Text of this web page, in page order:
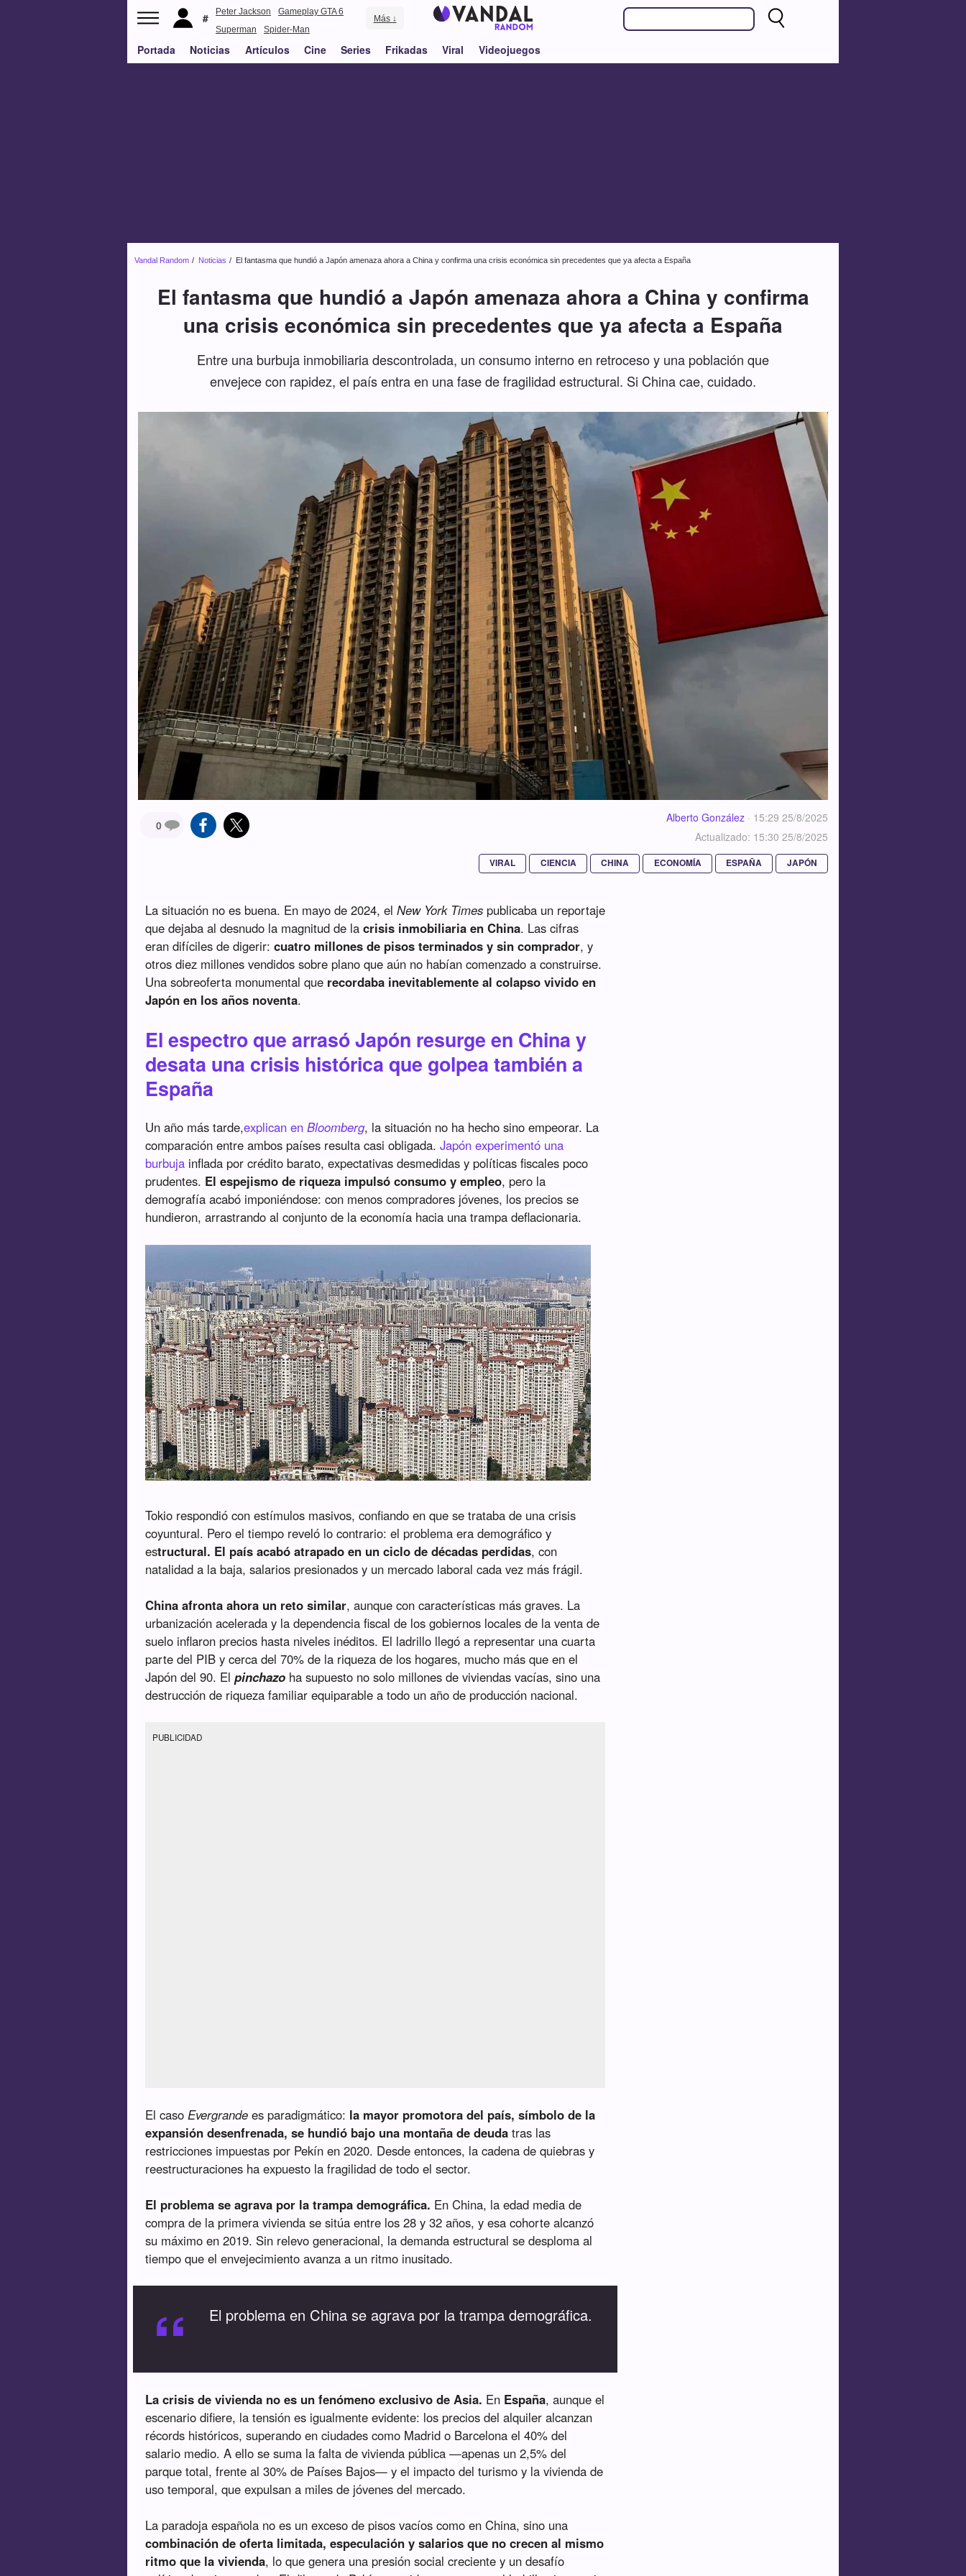
Peter Jackson
Gameplay GTA 6
Superman
Spider-Man
Más ↓
Portada Noticias Artículos Cine Series Frikadas Viral Videojuegos
Vandal Random Noticias El fantasma que hundió a Japón amenaza ahora a China y confirma una crisis económica sin precedentes que ya afecta a España
El fantasma que hundió a Japón amenaza ahora a China y confirma
una crisis económica sin precedentes que ya afecta a España
Entre una burbuja inmobiliaria descontrolada, un consumo interno en retroceso y una población que
envejece con rapidez, el país entra en una fase de fragilidad estructural. Si China cae, cuidado.
0
Alberto González · 15:29 25/8/2025
Actualizado: 15:30 25/8/2025
VIRAL CIENCIA CHINA ECONOMÍA ESPAÑA JAPÓN
La situación no es buena. En mayo de 2024, elNew York Times publicaba un reportaje
que dejaba al desnudo la magnitud de lacrisis inmobiliaria en China. Las cifras
eran difíciles de digerir:cuatro millones de pisos terminados y sin comprador, y
otros diez millones vendidos sobre plano que aún no habían comenzado a construirse.
Una sobreoferta monumental que recordaba inevitablemente al colapso vivido en
Japón en los años noventa.
El espectro que arrasó Japón resurge en China y
desata una crisis histórica que golpea también a
España
Un año más tarde,explican enBloomberg, la situación no ha hecho sino empeorar. La
comparación entre ambos países resulta casi obligada.Japón experimentó una
burbuja inflada por crédito barato, expectativas desmedidas y políticas fiscales poco
prudentes. El espejismo de riqueza impulsó consumo y empleo, pero la
demografía acabó imponiéndose: con menos compradores jóvenes, los precios se
hundieron, arrastrando al conjunto de la economía hacia una trampa deflacionaria.
Tokio respondió con estímulos masivos, confiando en que se trataba de una crisis
coyuntural. Pero el tiempo reveló lo contrario: el problema era demográfico y
estructural. El país acabó atrapado en un ciclo de décadas perdidas, con
natalidad a la baja, salarios presionados y un mercado laboral cada vez más frágil.
China afronta ahora un reto similar, aunque con características más graves. La
urbanización acelerada y la dependencia fiscal de los gobiernos locales de la venta de
suelo inflaron precios hasta niveles inéditos. El ladrillo llegó a representar una cuarta
parte del PIB y cerca del 70% de la riqueza de los hogares, mucho más que en el
Japón del 90. Elpinchazo ha supuesto no solo millones de viviendas vacías, sino una
destrucción de riqueza familiar equiparable a todo un año de producción nacional.
PUBLICIDAD
El casoEvergrande es paradigmático: la mayor promotora del país, símbolo de la
expansión desenfrenada, se hundió bajo una montaña de deuda tras las
restricciones impuestas por Pekín en 2020. Desde entonces, la cadena de quiebras y
reestructuraciones ha expuesto la fragilidad de todo el sector.
El problema se agrava por la trampa demográfica. En China, la edad media de
compra de la primera vivienda se sitúa entre los 28 y 32 años, y esa cohorte alcanzó
su máximo en 2019. Sin relevo generacional, la demanda estructural se desploma al
tiempo que el envejecimiento avanza a un ritmo inusitado.
“ El problema en China se agrava por la trampa demográfica.
La crisis de vivienda no es un fenómeno exclusivo de Asia. En España, aunque el
escenario difiere, la tensión es igualmente evidente: los precios del alquiler alcanzan
récords históricos, superando en ciudades como Madrid o Barcelona el 40% del
salario medio. A ello se suma la falta de vivienda pública —apenas un 2,5% del
parque total, frente al 30% de Países Bajos— y el impacto del turismo y la vivienda de
uso temporal, que expulsan a miles de jóvenes del mercado.
La paradoja española no es un exceso de pisos vacíos como en China, sino una
combinación de oferta limitada, especulación y salarios que no crecen al mismo
ritmo que la vivienda, lo que genera una presión social creciente y un desafío